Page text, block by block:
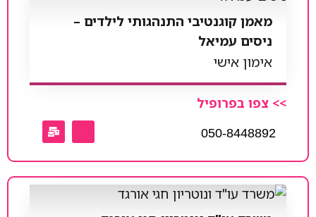
מאמן קוגנטיבי התנהגותי לילדים –
ניסים עמיאל
אימון אישי
>> צפו בפרופיל
050-8448892